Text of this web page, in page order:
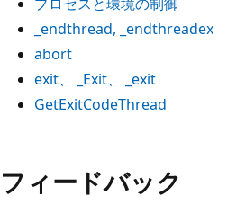
_endthread, _endthreadex
abort
exit、 _Exit、
_exit
GetExitCodeThread
フィードバック